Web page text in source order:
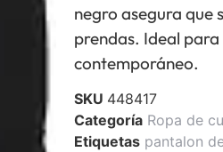
negro asegura que
prendas. Ideal
contemporáneo.
SKU 448417
Categoría Ropa de
Etiquetas pantalon